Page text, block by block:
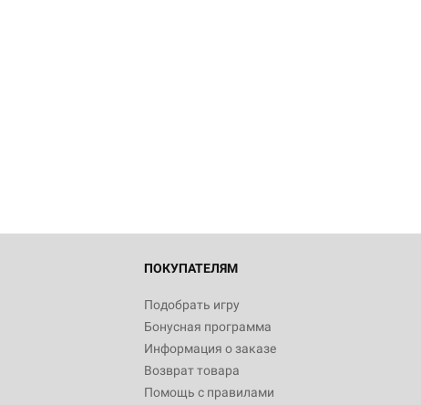
ПОКУПАТЕЛЯМ
Подобрать игру
Бонусная программа
Информация о заказе
Возврат товара
Помощь с правилами